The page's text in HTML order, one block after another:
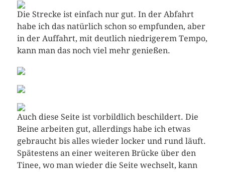
Die Strecke ist einfach nur gut. In der Abfahrt
habe ich das natürlich schon so empfunden, aber
in der Auffahrt, mit deutlich niedrigerem Tempo,
kann man das noch viel mehr genießen.
Auch diese Seite ist vorbildlich beschildert. Die
Beine arbeiten gut, allerdings habe ich etwas
gebraucht bis alles wieder locker und rund läuft.
Spätestens an einer weiteren Brücke über den
Tinee, wo man wieder die Seite wechselt, kann